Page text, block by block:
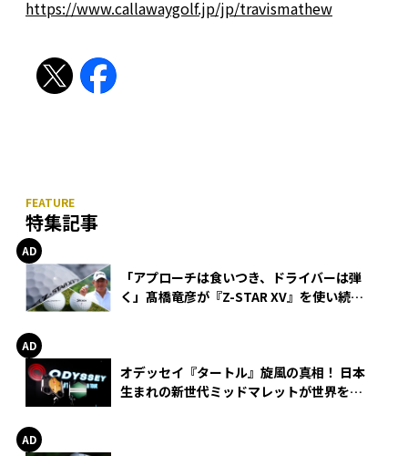
https://www.callawaygolf.jp/jp/travismathew
特集記事
「アプローチは食いつき、ドライバーは弾
く」髙橋竜彦が『Z-STAR XV』を使い続け
オデッセイ『タートル』旋風の真相！ 日本
生まれの新世代ミッドマレットが世界を席